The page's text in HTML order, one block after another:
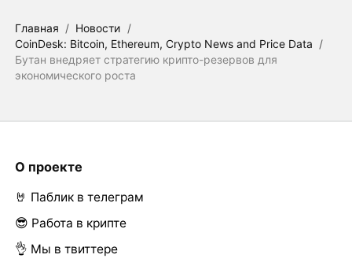
Главная / Новости /
CoinDesk: Bitcoin, Ethereum, Crypto News and Price Data /
Бутан внедряет стратегию крипто-резервов для
экономического роста
О проекте
🤘 Паблик в телеграм
😎 Работа в крипте
👌 Мы в твиттере